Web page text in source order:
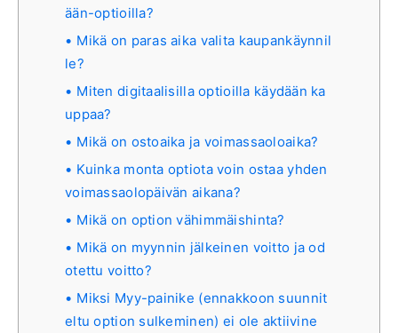
ään-optioilla?
Mikä on paras aika valita kaupankäynnil
le?
Miten digitaalisilla optioilla käydään ka
uppaa?
Mikä on ostoaika ja voimassaoloaika?
Kuinka monta optiota voin ostaa yhden
voimassaolopäivän aikana?
Mikä on option vähimmäishinta?
Mikä on myynnin jälkeinen voitto ja od
otettu voitto?
Miksi Myy-painike (ennakkoon suunnit
eltu option sulkeminen) ei ole aktiivine